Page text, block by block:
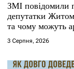
ЗМІ повідомили
депутатки
та чому можуть
3 Серпня, 2026